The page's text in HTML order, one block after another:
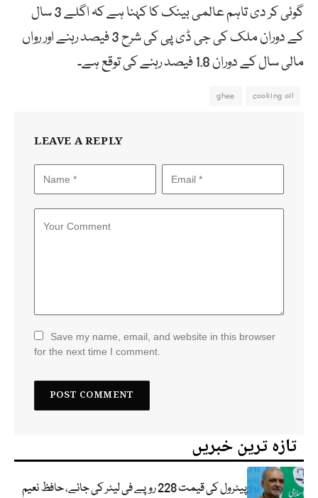
گوئی کر دی تاہم عالمی بینک کا کہنا ہے کہ اگلے 3 سال
کے دوران ملک کی جی ڈی پی کی شرح 3 فیصد رہنے اور رواں
مالی سال کے دوران 1.8 فیصد رہنے کی توقع ہے۔
cooking oil
ghee
LEAVE A REPLY
Save my name, email, and website in this browser
for the next time I comment.
تازہ ترین خبریں
پیٹرول کی قیمت 228 روپے فی لیٹر کی جائے، حافظ نعیم